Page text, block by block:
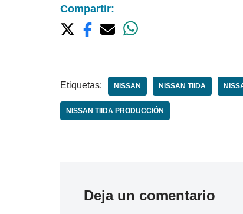
Compartir:
Etiquetas: NISSAN NISSAN TIIDA
NISSAN TIIDA PRODUCCIÓN
Deja un comentario